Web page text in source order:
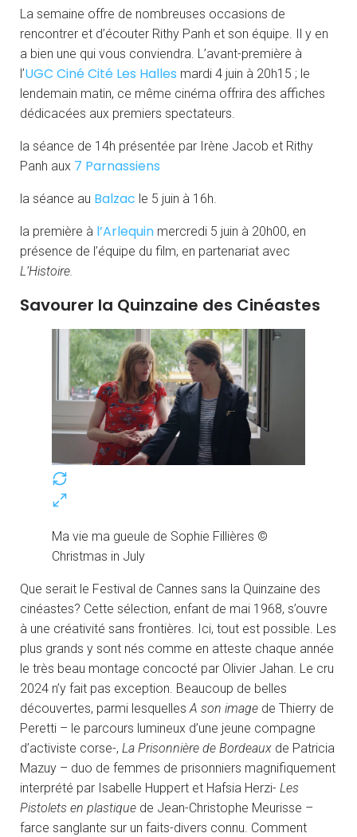
La semaine offre de nombreuses occasions de
rencontrer et d’écouter Rithy Panh et son équipe. Il y en
a bien une qui vous conviendra. L’avant-première à
l’UGC Ciné Cité Les Halles mardi 4 juin à 20h15 ; le
lendemain matin, ce même cinéma offrira des affiches
dédicacées aux premiers spectateurs.
la séance de 14h présentée par Irène Jacob et Rithy
Panh aux 7 Parnassiens
la séance au Balzac le 5 juin à 16h.
la première à l’Arlequin mercredi 5 juin à 20h00, en
présence de l’équipe du film, en partenariat avec
L’Histoire.
Savourer la Quinzaine des Cinéastes
Ma vie ma gueule de Sophie Fillières ©
Christmas in July
Que serait le Festival de Cannes sans la Quinzaine des
cinéastes? Cette sélection, enfant de mai 1968, s’ouvre
à une créativité sans frontières. Ici, tout est possible. Les
plus grands y sont nés comme en atteste chaque année
le très beau montage concocté par Olivier Jahan. Le cru
2024 n’y fait pas exception. Beaucoup de belles
découvertes, parmi lesquellesA son image de Thierry de
Peretti – le parcours lumineux d’une jeune compagne
d’activiste corse-, La Prisonnière de Bordeaux de Patricia
Mazuy – duo de femmes de prisonniers magnifiquement
interprété par Isabelle Huppert et Hafsia Herzi- Les
Pistolets en plastique de Jean-Christophe Meurisse –
farce sanglante sur un faits-divers connu. Comment